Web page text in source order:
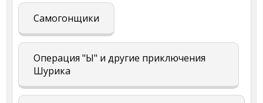
Самогонщики
Операция "Ы" и другие приключения
Шурика